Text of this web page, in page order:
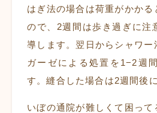
はぎ法の場合は荷重がかかる
ので、2週間は歩き過ぎに注
導します。翌日からシャワ
ガーゼによる処置を1−2週
す。縫合した場合は2週間後
いぼの通院が難しくて困って